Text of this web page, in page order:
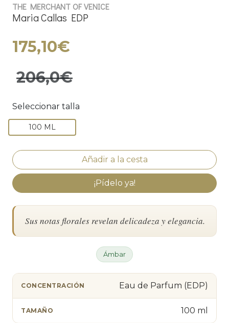
THE MERCHANT OF VENICE
Maria Callas EDP
175,10€
206,0€
Seleccionar talla
100 ML
¡Pídelo ya!
Sus notas florales revelan delicadeza y elegancia.
Ámbar
CONCENTRACIÓN Eau de Parfum (EDP)
TAMAÑO 100 ml